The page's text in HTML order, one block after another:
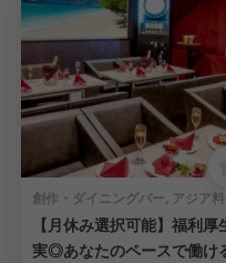
創作・ダ
【月休み選択可能】福利厚
実◎あなたのペースで働け